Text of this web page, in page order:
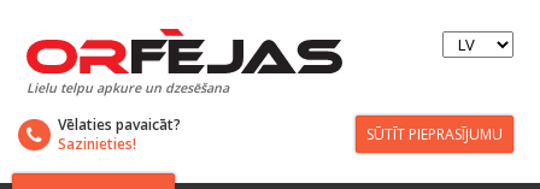
Lielu telpu apkure un dzesēšana
Vēlaties pavaicāt?
Sazinieties!
SŪTĪT PIEPRASĪJUMU